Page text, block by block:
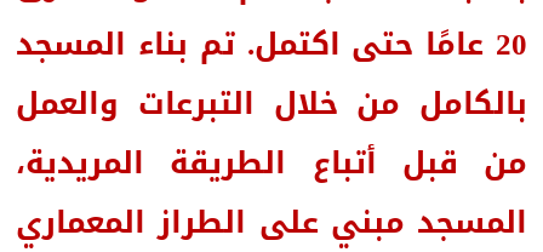
20 عامًا حتى اكتمل. تم بناء المسجد
بالكامل من خلال التبرعات والعمل
من قبل أتباع الطريقة المريدية،
المسجد مبني على الطراز المعماري